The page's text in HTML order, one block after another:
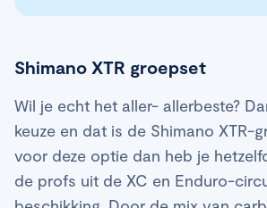
Shimano XTR groepset
Wil je echt het aller- allerbeste?
keuze en dat is de Shimano XTR-
voor deze optie dan heb je
de profs uit de XC en Enduro-